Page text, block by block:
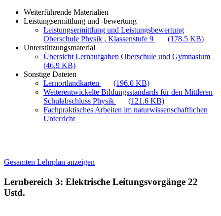
Weiterführende Materialien
Leistungsermittlung und -bewertung
Leistungsermittlung und Leistungsbewertung
Oberschule Physik , Klassenstufe 9
(178.5 KB)
Unterstützungsmaterial
Übersicht Lernaufgaben Oberschule und Gymnasium
(46.9 KB)
Sonstige Dateien
Lernortlandkarten
(196.0 KB)
Weiterentwickelte Bildungsstandards für den Mittleren
Schulabschluss Physik
(121.6 KB)
Fachpraktisches Arbeiten im naturwissenschaftlichen
Unterricht
Gesamten Lehrplan anzeigen
Lernbereich 3: Elektrische Leitungsvorgänge 22
Ustd.